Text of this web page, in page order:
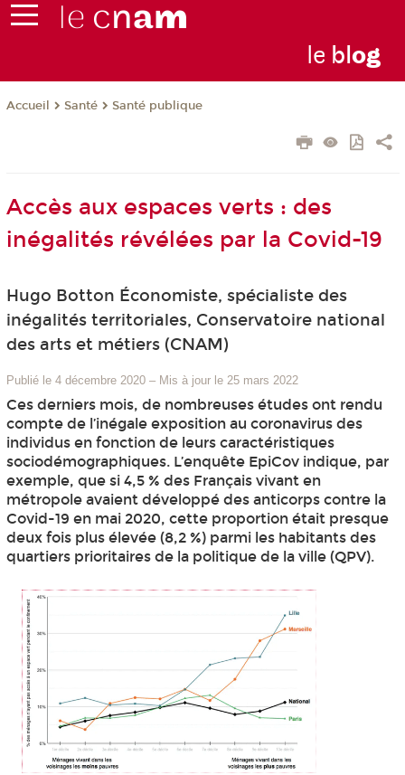
le blog
Accueil Santé Santé publique
Accès aux espaces verts : des
inégalités révélées par la Covid-19
Hugo Botton Économiste, spécialiste des
inégalités territoriales, Conservatoire national
des arts et métiers (CNAM)
Publié le 4 décembre 2020 – Mis à jour le 25 mars 2022
Ces derniers mois, de nombreuses études ont rendu
compte de l’inégale exposition au coronavirus des
individus en fonction de leurs caractéristiques
sociodémographiques. L’enquête EpiCov indique, par
exemple, que si 4,5 % des Français vivant en
métropole avaient développé des anticorps contre la
Covid-19 en mai 2020, cette proportion était presque
deux fois plus élevée (8,2 %) parmi les habitants des
quartiers prioritaires de la politique de la ville (QPV).